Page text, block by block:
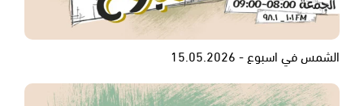
الشمس في اسبوع - 15.05.2026